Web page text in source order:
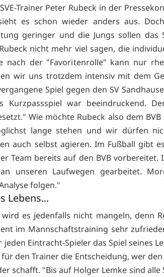
Trainer Peter Rubeck in der
es schon wieder anders aus.
geringer und die Jungs sollen das
nicht mehr viel sagen, die
nach der "Favoritenrolle" kann nur
wir uns trotzdem intensiv mit dem
Spiel gegen den SV
Kurzpassspiel war beeindruckend.
Wie möchte Rubeck also dem
lange stehen und wir dürfen
auch selbst agieren. Im Fußball gibt
Team bereits auf den BVB vorbereitet.
unseren Laufwegen gearbeitet.
folgen."
Lebens...
es jedenfalls nicht mangeln, denn
im Mannschaftstraining sehr
Eintracht-Spieler das Spiel seines
den Trainer die Entscheidung, wer
schafft. "Bis auf Holger Lemke sind